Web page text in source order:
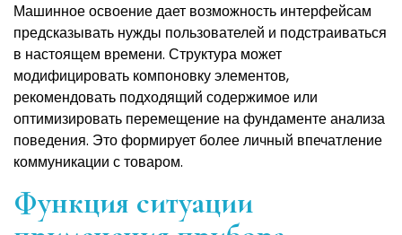
Машинное освоение дает возможность интерфейсам
предсказывать нужды пользователей и подстраиваться
в настоящем времени. Структура может
модифицировать компоновку элементов,
рекомендовать подходящий содержимое или
оптимизировать перемещение на фундаменте анализа
поведения. Это формирует более личный впечатление
коммуникации с товаром.
Функция ситуации